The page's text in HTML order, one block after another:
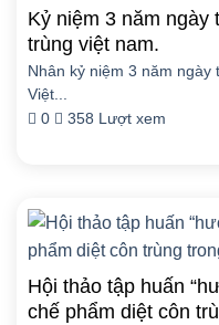
Kỷ niệm 3 năm ngày
trùng việt nam.
Nhân kỷ niệm 3 năm
Việt...
0
358 Lượt xem
Hội thảo tập huấn
chế phẩm diệt côn